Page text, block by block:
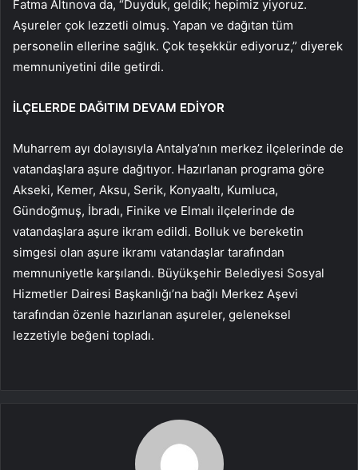
Fatma Altınova da, “Duyduk, geldik; hepimiz yiyoruz.
Aşureler çok lezzetli olmuş. Yapan ve dağıtan tüm
personelin ellerine sağlık. Çok teşekkür ediyoruz,” diyerek
memnuniyetini dile getirdi.
İLÇELERDE DAĞITIM DEVAM EDİYOR
Muharrem ayı dolayısıyla Antalya’nın merkez ilçelerinde de
vatandaşlara aşure dağıtıyor. Hazırlanan programa göre
Akseki, Kemer, Aksu, Serik, Konyaaltı, Kumluca,
Gündoğmuş, İbradı, Finike ve Elmalı ilçelerinde de
vatandaşlara aşure ikram edildi. Bolluk ve bereketin
simgesi olan aşure ikramı vatandaşlar tarafından
memnuniyetle karşılandı. Büyükşehir Belediyesi Sosyal
Hizmetler Dairesi Başkanlığı’na bağlı Merkez Aşevi
tarafından özenle hazırlanan aşureler, geleneksel
lezzetiyle beğeni topladı.